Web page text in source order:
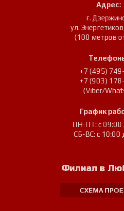
Адрес:
г.
ул.
(100 метров
+7 (495)
+7 (903)
(Viber/
График
ПН-ПТ: с 09:00
СБ-ВС: с 10:00
Филиал в
СХЕМА